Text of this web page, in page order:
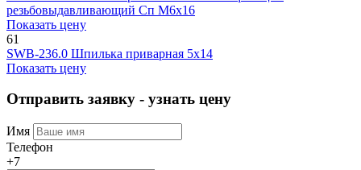
резьбовыдавливающий Сп М6х16
Показать цену
61
SWB-236.0 Шпилька приварная 5x14
Показать цену
Отправить заявку - узнать цену
Имя
Телефон
+7